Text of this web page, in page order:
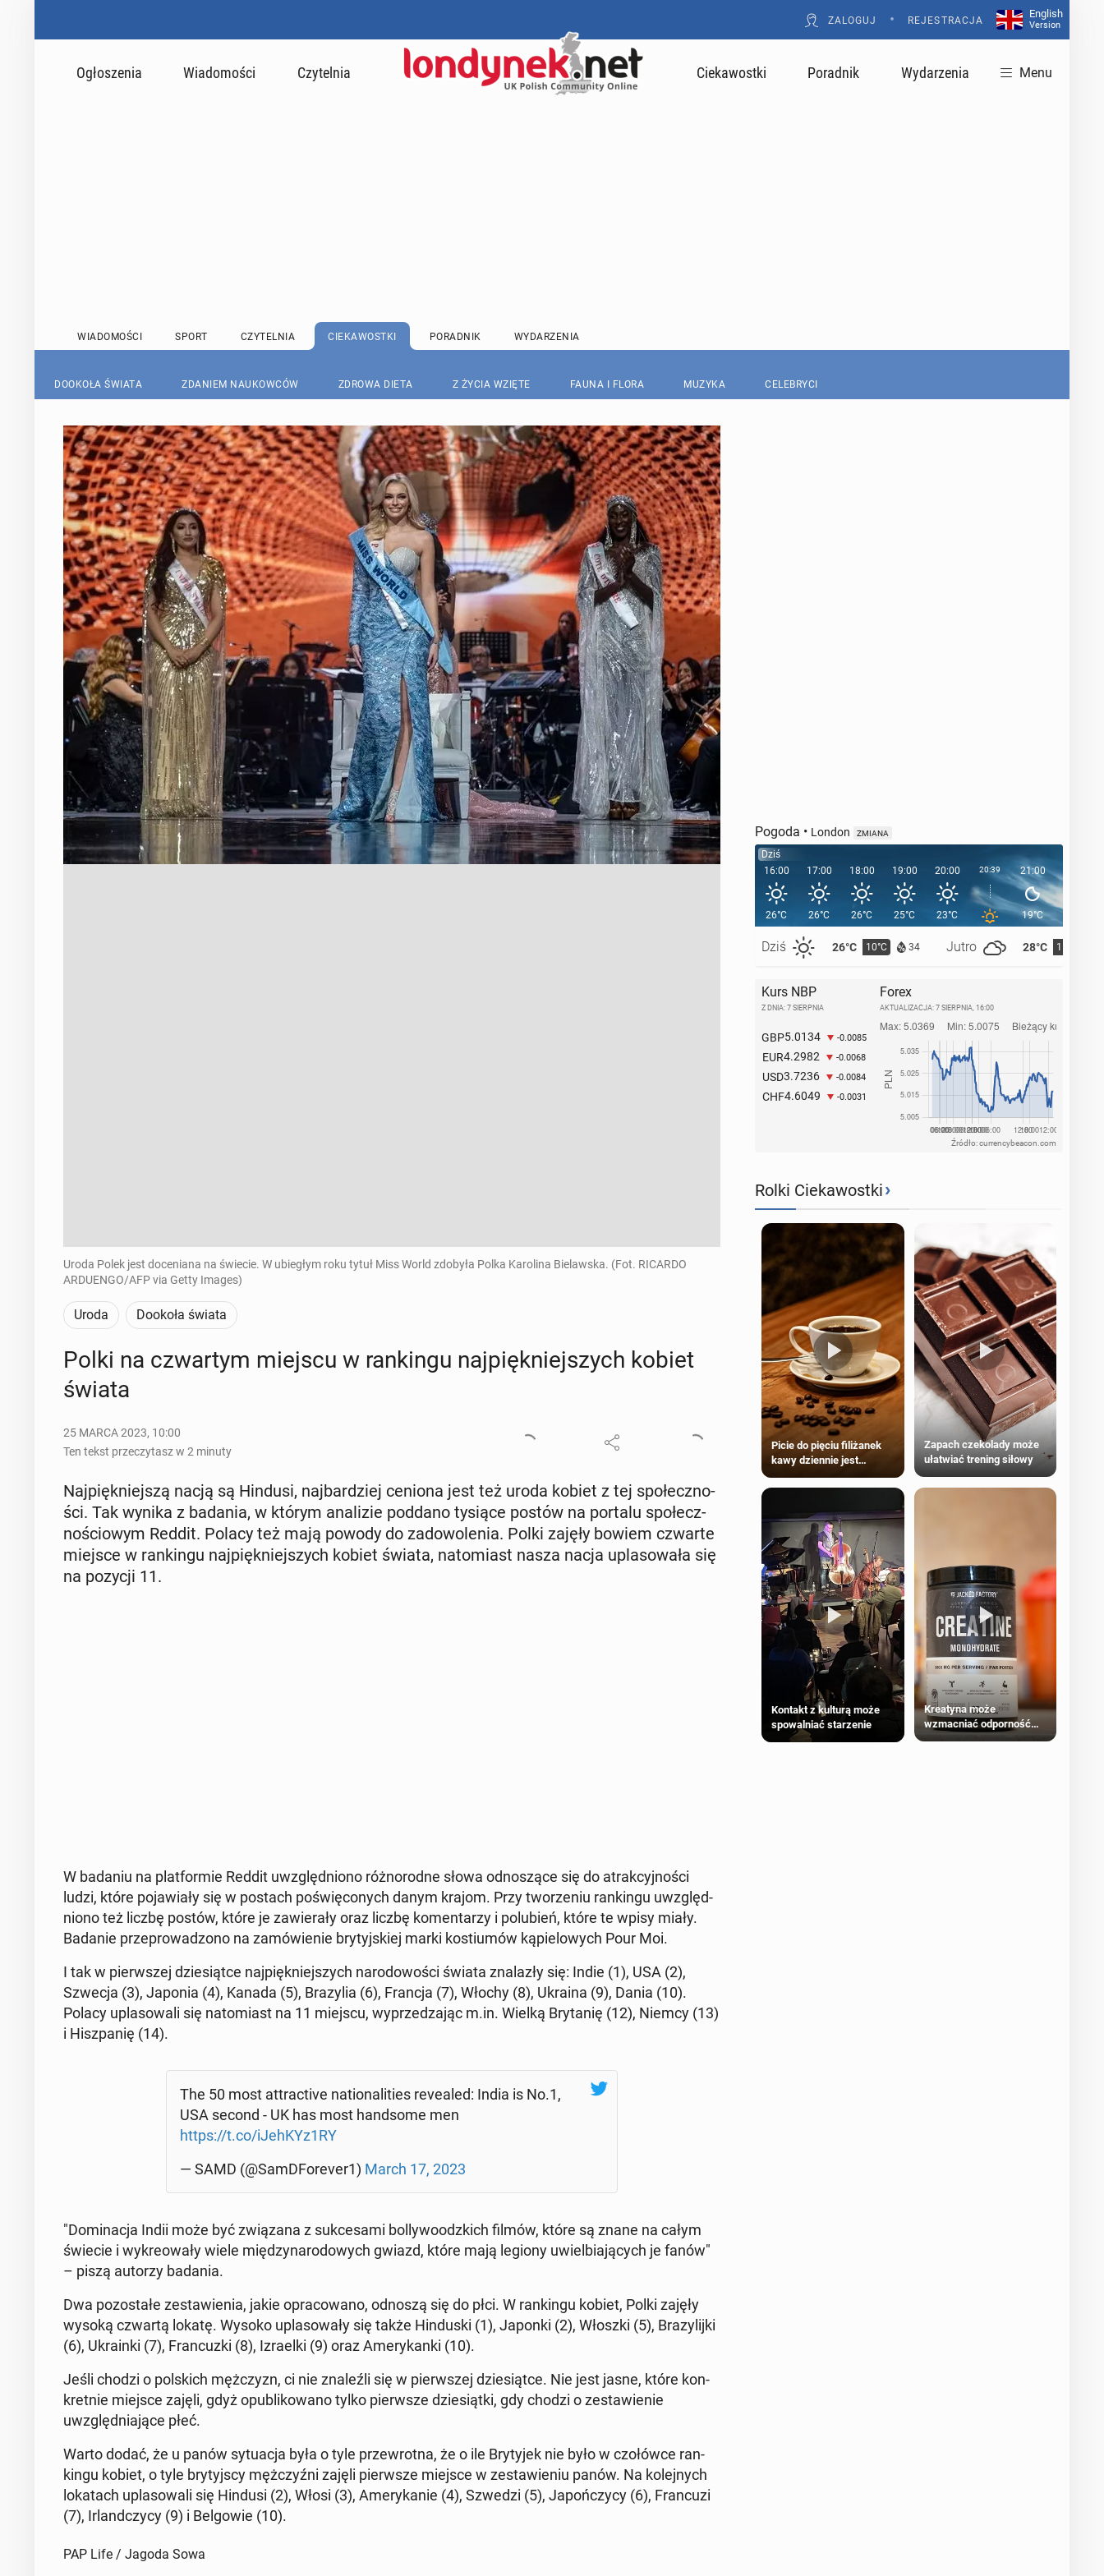
ZALOGUJ • REJESTRACJA
English
Version
Ogłoszenia Wiadomości Czytelnia Ciekawostki Poradnik Wydarzenia Menu
WIADOMOŚCI SPORT CZYTELNIA CIEKAWOSTKI PORADNIK WYDARZENIA
DOOKOŁA ŚWIATA ZDANIEM NAUKOWCÓW ZDROWA DIETA Z ŻYCIA WZIĘTE FAUNA I FLORA MUZYKA CELEBRYCI
Uroda Polek jest doceniana na świecie. W ubiegłym roku tytuł Miss World zdobyła Polka Karolina Bielawska. (Fot. RICARDO
ARDUENGO/AFP via Getty Images)
Uroda Dookoła świata
Polki na czwar­tym miejscu w ran­kin­gu naj­pięk­niej­szych kobiet
świata
25 MARCA 2023, 10:00
Ten tekst przeczytasz w 2 minuty
Naj­pięk­niej­szą nacją są Hindusi, naj­bar­dziej ceniona jest też uroda kobiet z tej spo­łecz­no­
ści. Tak wynika z badania, w którym ana­li­zie poddano tysiące postów na portalu spo­łecz­
no­ścio­wym Reddit. Polacy też mają powody do za­do­wo­le­nia. Polki zajęły bowiem czwarte
miejsce w ran­kin­gu naj­pięk­niej­szych kobiet świata, na­to­miast nasza nacja upla­so­wa­ła się
na pozycji 11.
W badaniu na plat­for­mie Reddit uwzględ­nio­no róż­no­rod­ne słowa od­no­szą­ce się do atrak­cyj­no­ści
ludzi, które po­ja­wia­ły się w postach po­świę­co­nych danym krajom. Przy two­rze­niu ran­kin­gu uwzględ­
nio­no też liczbę postów, które je za­wie­ra­ły oraz liczbę ko­men­ta­rzy i po­lu­bień, które te wpisy miały.
Badanie prze­pro­wa­dzo­no na za­mó­wie­nie bry­tyj­skiej marki ko­stiu­mów ką­pie­lo­wych Pour Moi.
I tak w pierw­szej dzie­siąt­ce naj­pięk­niej­szych na­ro­do­wo­ści świata zna­la­zły się: Indie (1), USA (2),
Szwecja (3), Japonia (4), Kanada (5), Bra­zy­lia (6), Francja (7), Włochy (8), Ukraina (9), Dania (10).
Polacy upla­so­wa­li się na­to­miast na 11 miejscu, wy­prze­dza­jąc m.in. Wielką Bry­ta­nię (12), Niemcy (13)
i Hisz­pa­nię (14).
The 50 most at­trac­ti­ve na­tio­na­li­ties re­ve­aled: India is No.1,
USA second - UK has most hand­so­me men
https://t.co/iJehKYz1RY
— SAMD (@SamD­Fo­re­ver1) March 17, 2023
"Do­mi­na­cja Indii może być zwią­za­na z suk­ce­sa­mi bol­ly­wo­odz­kich filmów, które są znane na całym
świecie i wy­kre­owa­ły wiele mię­dzy­na­ro­do­wych gwiazd, które mają legiony uwiel­bia­ją­cych je fanów"
– piszą autorzy badania.
Dwa po­zo­sta­łe ze­sta­wie­nia, jakie opra­co­wa­no, odnoszą się do płci. W ran­kin­gu kobiet, Polki zajęły
wysoką czwartą lokatę. Wysoko upla­so­wa­ły się także Hin­du­ski (1), Japonki (2), Włoszki (5), Bra­zy­lij­ki
(6), Ukra­in­ki (7), Fran­cuz­ki (8), Izra­el­ki (9) oraz Ame­ry­kan­ki (10).
Jeśli chodzi o pol­skich męż­czyzn, ci nie zna­leź­li się w pierw­szej dzie­siąt­ce. Nie jest jasne, które kon­
kret­nie miejsce zajęli, gdyż opu­bli­ko­wa­no tylko pierw­sze dzie­siąt­ki, gdy chodzi o ze­sta­wie­nie
uwzględ­nia­ją­ce płeć.
Warto dodać, że u panów sy­tu­acja była o tyle prze­wrot­na, że o ile Bry­ty­jek nie było w czo­łów­ce ran­
kin­gu kobiet, o tyle bry­tyj­scy męż­czyź­ni zajęli pierw­sze miejsce w ze­sta­wie­niu panów. Na ko­lej­nych
lo­ka­tach upla­so­wa­li się Hindusi (2), Włosi (3), Ame­ry­ka­nie (4), Szwedzi (5), Ja­poń­czy­cy (6), Fran­cu­zi
(7), Ir­land­czy­cy (9) i Bel­go­wie (10).
PAP Life / Jagoda Sowa
Pogoda • London ZMIANA
Dziś
16:00
26°C
Dziś 26°C 10°C 34 Jutro 28°C 11°C
17:00
26°C
18:00
26°C
19:00
25°C
20:00
23°C
20:39 21:00
19°C
22:00
Kurs NBP
Z DNIA: 7 SIERPNIA
GBP5.0134 -0.0085
EUR4.2982 -0.0068
USD3.7236 -0.0084
CHF4.6049 -0.0031
Forex
AKTUALIZACJA: 7 SIERPNIA, 16:00
Źródło: currencybeacon.com
Rolki Ciekawostki›
Picie do pięciu filiżanek
kawy dziennie jest
większości dorosłych
Zapach czekolady może
ułatwiać trening siłowy
Kontakt z kulturą może
spowalniać starzenie
Kreatyna może
wzmacniać odporność
przeciw nowotworom